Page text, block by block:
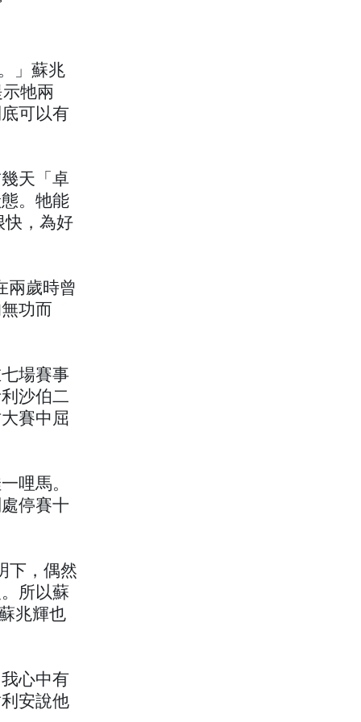
」蘇兆
牠兩
可以有
天「卓
。牠能
快，為好
兩歲時曾
功而
場賽事
沙伯二
賽中屈
哩馬。
停賽十
下，偶然
所以蘇
兆輝也
心中有
安說他